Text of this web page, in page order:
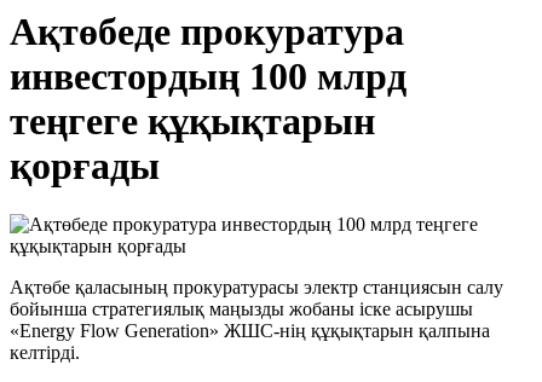
Ақтөбеде прокуратура
инвестордың 100 млрд
теңгеге құқықтарын
қорғады
Ақтөбе қаласының прокуратурасы электр станциясын салу
бойынша стратегиялық маңызды жобаны іске асырушы
«Energy Flow Generation» ЖШС-нің құқықтарын қалпына
келтірді.